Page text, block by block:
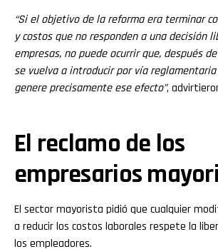
“Si el objetivo de la reforma era terminar
y costos que no responden a una decisión
empresas, no puede ocurrir que, después
se vuelva a introducir por vía
genere precisamente ese efecto”,
El reclamo de los
empresarios
El sector mayorista pidió que cualquier
a reducir los costos laborales respete la
los empleadores.